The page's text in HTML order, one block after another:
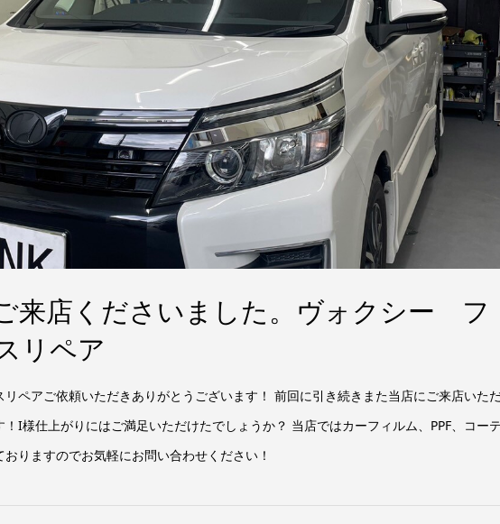
来店くださいました。ヴォクシー フ
リペア
ペアご依頼いただきありがとうございます！ 前回に引き続きまた当店にご来店いた
I様仕上がりにはご満足いただけたでしょうか？ 当店ではカーフィルム、PPF、コー
りますのでお気軽にお問い合わせください！